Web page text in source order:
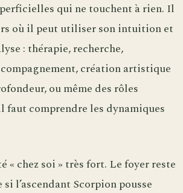
qui ne touchent à rien. Il
où il peut utiliser son intuition et
: thérapie, recherche,
création artistique
ou même des rôles
faut comprendre les dynamiques
« chez soi » très fort. Le foyer reste
l’ascendant Scorpion pousse